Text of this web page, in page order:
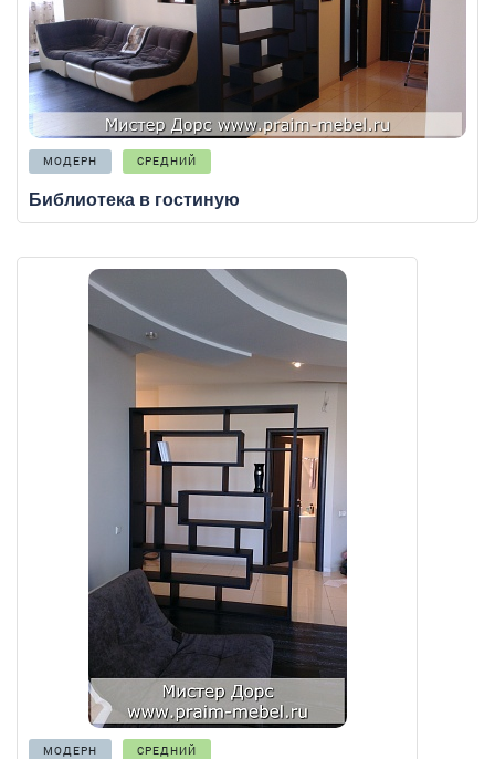
МОДЕРН СРЕДНИЙ
Библиотека в гостиную
МОДЕРН СРЕДНИЙ